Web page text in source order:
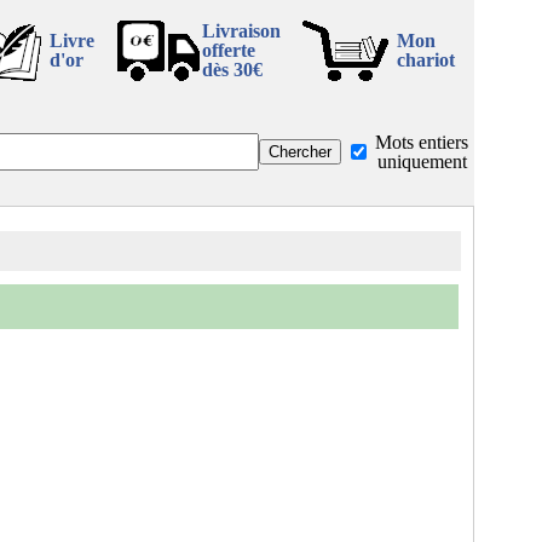
Livre
d'or
Livraison
offerte
dès 30€
Mon
chariot
Mots entiers
uniquement